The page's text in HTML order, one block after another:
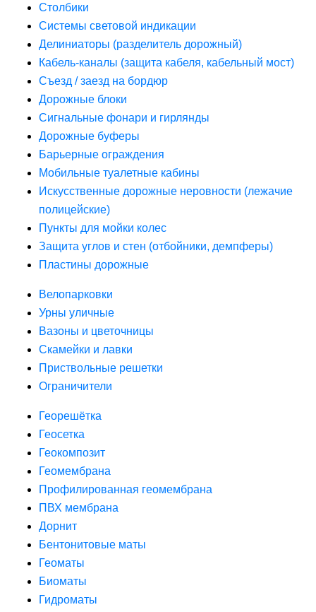
Столбики
Системы световой индикации
Делиниаторы (разделитель дорожный)
Кабель-каналы (защита кабеля, кабельный мост)
Съезд / заезд на бордюр
Дорожные блоки
Сигнальные фонари и гирлянды
Дорожные буферы
Барьерные ограждения
Мобильные туалетные кабины
Искусственные дорожные неровности (лежачие
полицейские)
Пункты для мойки колес
Защита углов и стен (отбойники, демпферы)
Пластины дорожные
Велопарковки
Урны уличные
Вазоны и цветочницы
Скамейки и лавки
Приствольные решетки
Ограничители
Георешётка
Геосетка
Геокомпозит
Геомембрана
Профилированная геомембрана
ПВХ мембрана
Дорнит
Бентонитовые маты
Геоматы
Биоматы
Гидроматы